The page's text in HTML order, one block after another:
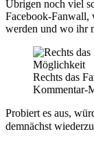
Übrigen noch viel
Facebook-Fanwall,
werden und wo ihr
Rechts das
Kommentar-
Probiert es aus,
demnächst